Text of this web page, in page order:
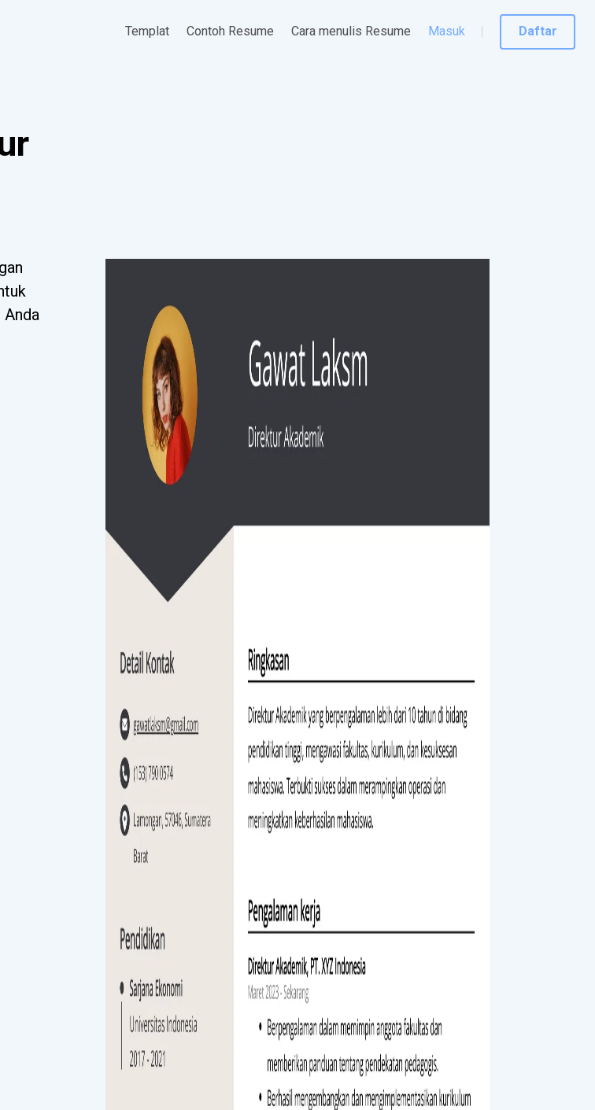
Templat Contoh Resume Cara menulis Resume Masuk Daftar
Anda